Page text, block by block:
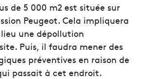
de 5 000 m2 est située sur
Peugeot. Cela impliquera
une dépollution
Puis, il faudra mener des
préventives en raison de
passait à cet endroit.